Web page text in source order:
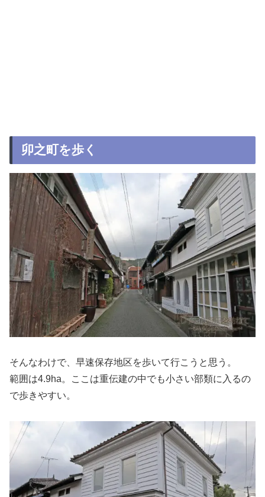
卯之町を歩く
そんなわけで、早速保存地区を歩いて行こうと思う。
範囲は4.9ha。ここは重伝建の中でも小さい部類に入るの
で歩きやすい。